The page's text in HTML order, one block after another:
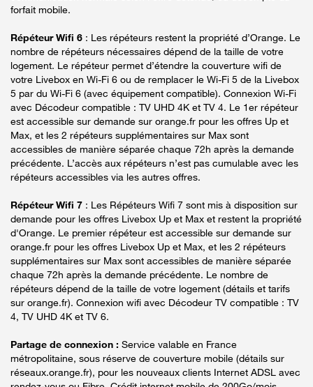
forfait mobile.
Répéteur Wifi 6 : Les répéteurs restent la propriété d’Orange. Le
nombre de répéteurs nécessaires dépend de la taille de votre
logement. Le répéteur permet d’étendre la couverture wifi de
votre Livebox en Wi-Fi 6 ou de remplacer le Wi-Fi 5 de la Livebox
5 par du Wi-Fi 6 (avec équipement compatible). Connexion Wi-Fi
avec Décodeur compatible : TV UHD 4K et TV 4. Le 1er répéteur
est accessible sur demande sur orange.fr pour les offres Up et
Max, et les 2 répéteurs supplémentaires sur Max sont
accessibles de manière séparée chaque 72h après la demande
précédente. L’accès aux répéteurs n’est pas cumulable avec les
répéteurs accessibles via les autres offres.
Répéteur Wifi 7 : Les Répéteurs Wifi 7 sont mis à disposition sur
demande pour les offres Livebox Up et Max et restent la propriété
d'Orange. Le premier répéteur est accessible sur demande sur
orange.fr pour les offres Livebox Up et Max, et les 2 répéteurs
supplémentaires sur Max sont accessibles de manière séparée
chaque 72h après la demande précédente. Le nombre de
répéteurs dépend de la taille de votre logement (détails et tarifs
sur orange.fr). Connexion wifi avec Décodeur TV compatible : TV
4, TV UHD 4K et TV 6.
Partage de connexion : Service valable en France
métropolitaine, sous réserve de couverture mobile (détails sur
réseaux.orange.fr), pour les nouveaux clients Internet ADSL avec